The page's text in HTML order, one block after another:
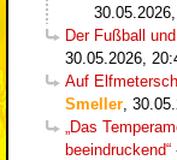
Der Fußball
30.05.2026,
Auf
Smeller
„Das
beeindruckend“